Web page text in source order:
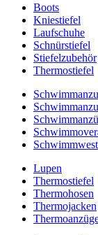
Boots
Kniestiefel
Laufschuhe
Schnürstiefel
Stiefelzubehör
Thermostiefel
Lupen
Thermostiefel
Thermohosen
Thermojacken